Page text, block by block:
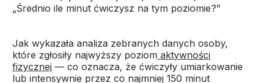
„Średnio ile minut ćwiczysz na tym poziomie?”
Jak wykazała analiza zebranych danych osoby,
które zgłosiły najwyższy poziom aktywności
fizycznej — co oznacza, że ćwiczyły umiarkowanie
lub intensywnie przez co najmniej 150 minut